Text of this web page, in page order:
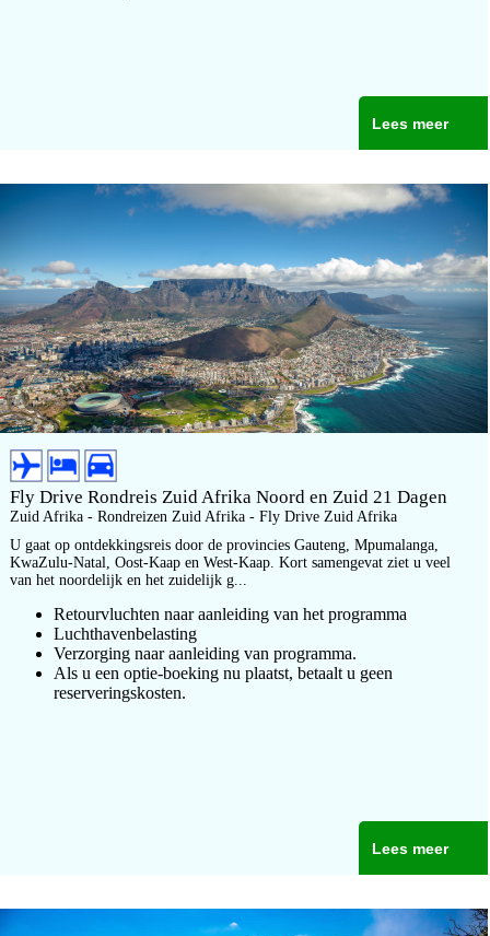
Lees meer
Fly Drive Rondreis Zuid Afrika Noord en Zuid 21 Dagen
Zuid Afrika - Rondreizen Zuid Afrika - Fly Drive Zuid Afrika
U gaat op ontdekkingsreis door de provincies Gauteng, Mpumalanga,
KwaZulu-Natal, Oost-Kaap en West-Kaap. Kort samengevat ziet u veel
van het noordelijk en het zuidelijk g...
Retourvluchten naar aanleiding van het programma
Luchthavenbelasting
Verzorging naar aanleiding van programma.
Als u een optie-boeking nu plaatst, betaalt u geen
reserveringskosten.
Lees meer